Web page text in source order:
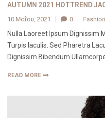
AUTUMN 2021 HOTTREND
10 Μαΐου, 2021 0 Fashion
Nulla Laoreet Ipsum Dignissim
Turpis Iaculis. Sed Pharetra
Dignissim Bibendum
READ MORE